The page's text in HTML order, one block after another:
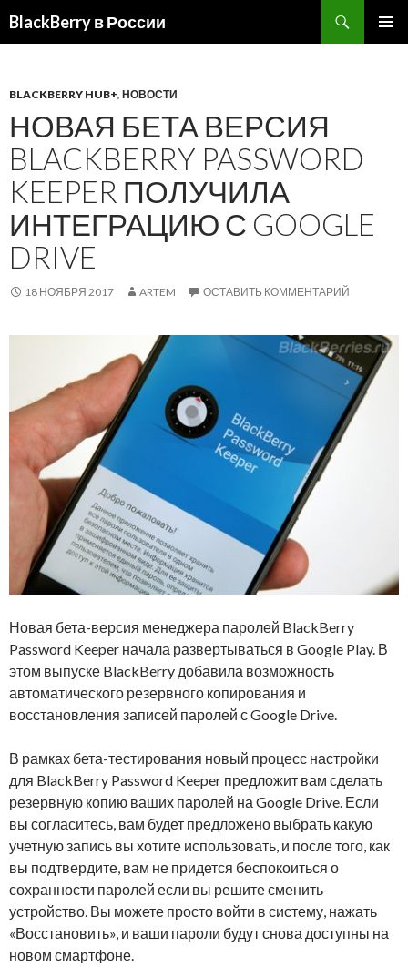
BlackBerry в России
BLACKBERRY HUB+, НОВОСТИ
НОВАЯ БЕТА ВЕРСИЯ
BLACKBERRY PASSWORD
KEEPER ПОЛУЧИЛА
ИНТЕГРАЦИЮ С GOOGLE
DRIVE
18 НОЯБРЯ 2017 ARTEM ОСТАВИТЬ КОММЕНТАРИЙ
Новая бета-версия менеджера паролей BlackBerry
Password Keeper начала развертываться в Google Play. В
этом выпуске BlackBerry добавила возможность
автоматического резервного копирования и
восстановления записей паролей с Google Drive.
В рамках бета-тестирования новый процесс настройки
для BlackBerry Password Keeper предложит вам сделать
резервную копию ваших паролей на Google Drive. Если
вы согласитесь, вам будет предложено выбрать какую
учетную запись вы хотите использовать, и после того, как
вы подтвердите, вам не придется беспокоиться о
сохранности паролей если вы решите сменить
устройство. Вы можете просто войти в систему, нажать
«Восстановить», и ваши пароли будут снова доступны на
новом смартфоне.